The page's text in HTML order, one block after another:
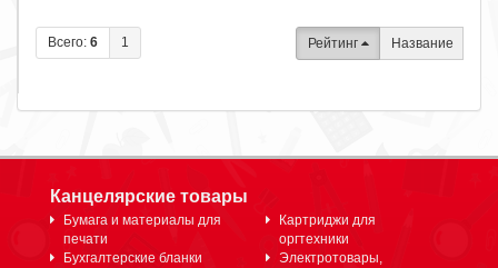
Всего: 6 1 Рейтинг Название
Канцелярские товары
Бумага и материалы для
печати
Бухгалтерские бланки
Картриджи для
оргтехники
Электротовары,